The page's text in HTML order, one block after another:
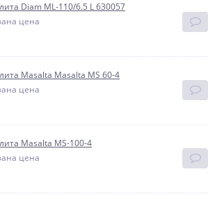
Diam ML-110/6.5 L 630057
цена
Masalta Masalta MS 60-4
цена
Masalta MS-100-4
цена